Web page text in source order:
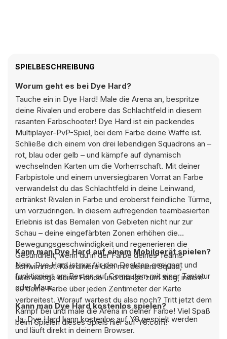
SPIELBESCHREIBUNG
Worum geht es bei Dye Hard?
Tauche ein in Dye Hard! Male die Arena an, bespritze
deine Rivalen und erobere das Schlachtfeld in diesem
rasanten Farbschooter! Dye Hard ist ein packendes
Multiplayer-PvP-Spiel, bei dem Farbe deine Waffe ist.
Schließe dich einem von drei lebendigen Squadrons an –
rot, blau oder gelb – und kämpfe auf dynamisch
wechselnden Karten um die Vorherrschaft. Mit deiner
Farbpistole und einem unversiegbaren Vorrat an Farbe
verwandelst du das Schlachtfeld in deine Leinwand,
ertränkst Rivalen in Farbe und eroberst feindliche Türme,
um vorzudringen. In diesem aufregenden teambasierten
Erlebnis ist das Bemalen von Gebieten nicht nur zur
Schau – deine eingefärbten Zonen erhöhen die
Bewegungsgeschwindigkeit und regenerieren die
Gesundheit, wenn du in der Farbe deines Teams
schwimmst. Koordiniere dich mit deinem Squad,
überwältige deine Feinde und dränge zum Sieg, indem
du deine Farbe über jeden Zentimeter der Karte
verbreitest. Worauf wartest du also noch? Tritt jetzt dem
Kampf bei und male die Arena in deiner Farbe! Viel Spaß
beim Spielen dieses Spiels hier auf Y8.com!
Kann man Dye Hard auf einem Mobilgerät spielen?
Nein, Dye Hard ist nur für den Desktop geeignet und
funktioniert am Besten auf Computern mit einer Tastatur
oder Maus.
Kann man Dye Hard kostenlos spielen?
Ja, Dye Hard kann kostenlos auf Y8 gespielt werden
und läuft direkt in deinem Browser.